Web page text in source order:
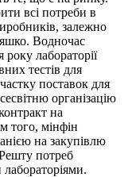
всі потреби в
залежно
Водночас
лабораторії
тестів для
поставок для
організацію
на
того, мінфін
на закупівлю
потреб